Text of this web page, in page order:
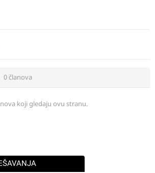
0 članova
koji gledaju ovu stranu.